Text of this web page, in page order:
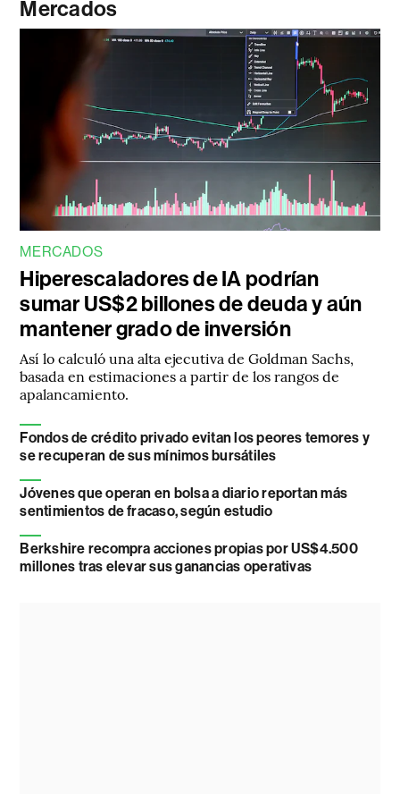
Mercados
MERCADOS
Hiperescaladores de IA podrían
sumar US$2 billones de deuda y aún
mantener grado de inversión
Así lo calculó una alta ejecutiva de Goldman Sachs,
basada en estimaciones a partir de los rangos de
apalancamiento.
Fondos de crédito privado evitan los peores temores y
se recuperan de sus mínimos bursátiles
Jóvenes que operan en bolsa a diario reportan más
sentimientos de fracaso, según estudio
Berkshire recompra acciones propias por US$4.500
millones tras elevar sus ganancias operativas